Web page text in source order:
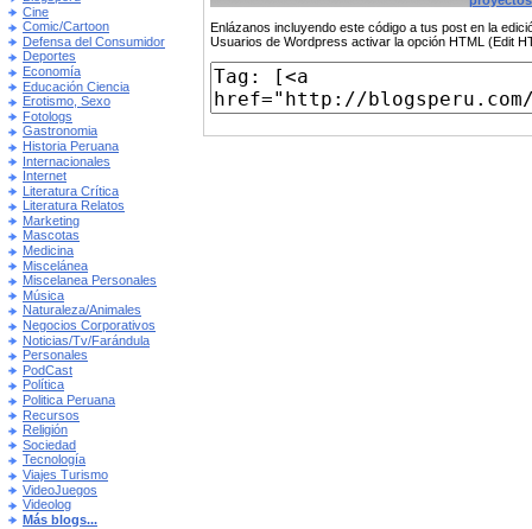
Cine
Comic/Cartoon
Defensa del Consumidor
Deportes
Economía
Educación Ciencia
Erotismo, Sexo
Fotologs
Gastronomia
Historia Peruana
Internacionales
Internet
Literatura Crítica
Literatura Relatos
Marketing
Mascotas
Medicina
Miscelánea
Miscelanea Personales
Música
Naturaleza/Animales
Negocios Corporativos
Noticias/Tv/Farándula
Personales
PodCast
Política
Politica Peruana
Recursos
Religión
Sociedad
Tecnología
Viajes Turismo
VideoJuegos
Videolog
Más blogs...
Enlázanos incluyendo este código a tus post en la
Usuarios de Wordpress activar la opción HTML (Edit